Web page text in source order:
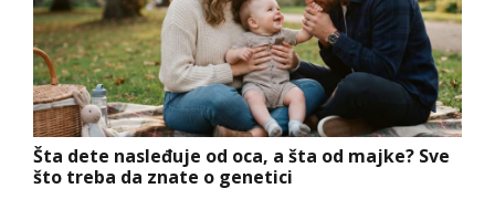
Šta dete nasleđuje od oca, a šta od majke? Sve
što treba da znate o genetici